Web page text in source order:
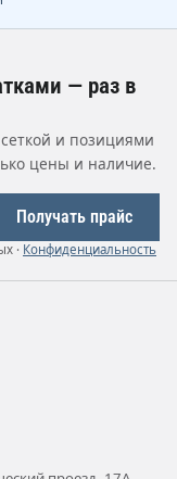
— раз в
и позициями
цены и наличие.
Получать прайс
· Конфиденциальность